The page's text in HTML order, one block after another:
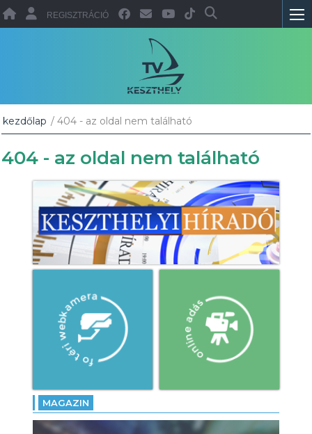
REGISZTRÁCIÓ
kezdőlap / 404 - az oldal nem található
404 - az oldal nem található
MAGAZIN